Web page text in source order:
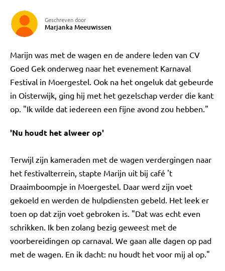
Geschreven door
Marjanka Meeuwissen
Marijn was met de wagen en de andere leden van CV
Goed Gek onderweg naar het evenement Karnaval
Festival in Moergestel. Ook na het ongeluk dat gebeurde
in Oisterwijk, ging hij met het gezelschap verder die kant
op. "Ik wilde dat iedereen een fijne avond zou hebben."
'Nu houdt het alweer op'
Terwijl zijn kameraden met de wagen verdergingen naar
het festivalterrein, stapte Marijn uit bij café 't
Draaimboompje in Moergestel. Daar werd zijn voet
gekoeld en werden de hulpdiensten gebeld. Het leek er
toen op dat zijn voet gebroken is. "Dat was echt even
schrikken. Ik ben zolang bezig geweest met de
voorbereidingen op carnaval. We gaan alle dagen op pad
met de wagen. En ik dacht: nu houdt het voor mij al op."